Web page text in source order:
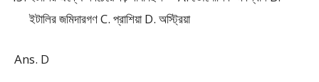
ইটালির জমিদারগণ C. প্রাশিয়া D. অস্ট্রিয়া
Ans. D